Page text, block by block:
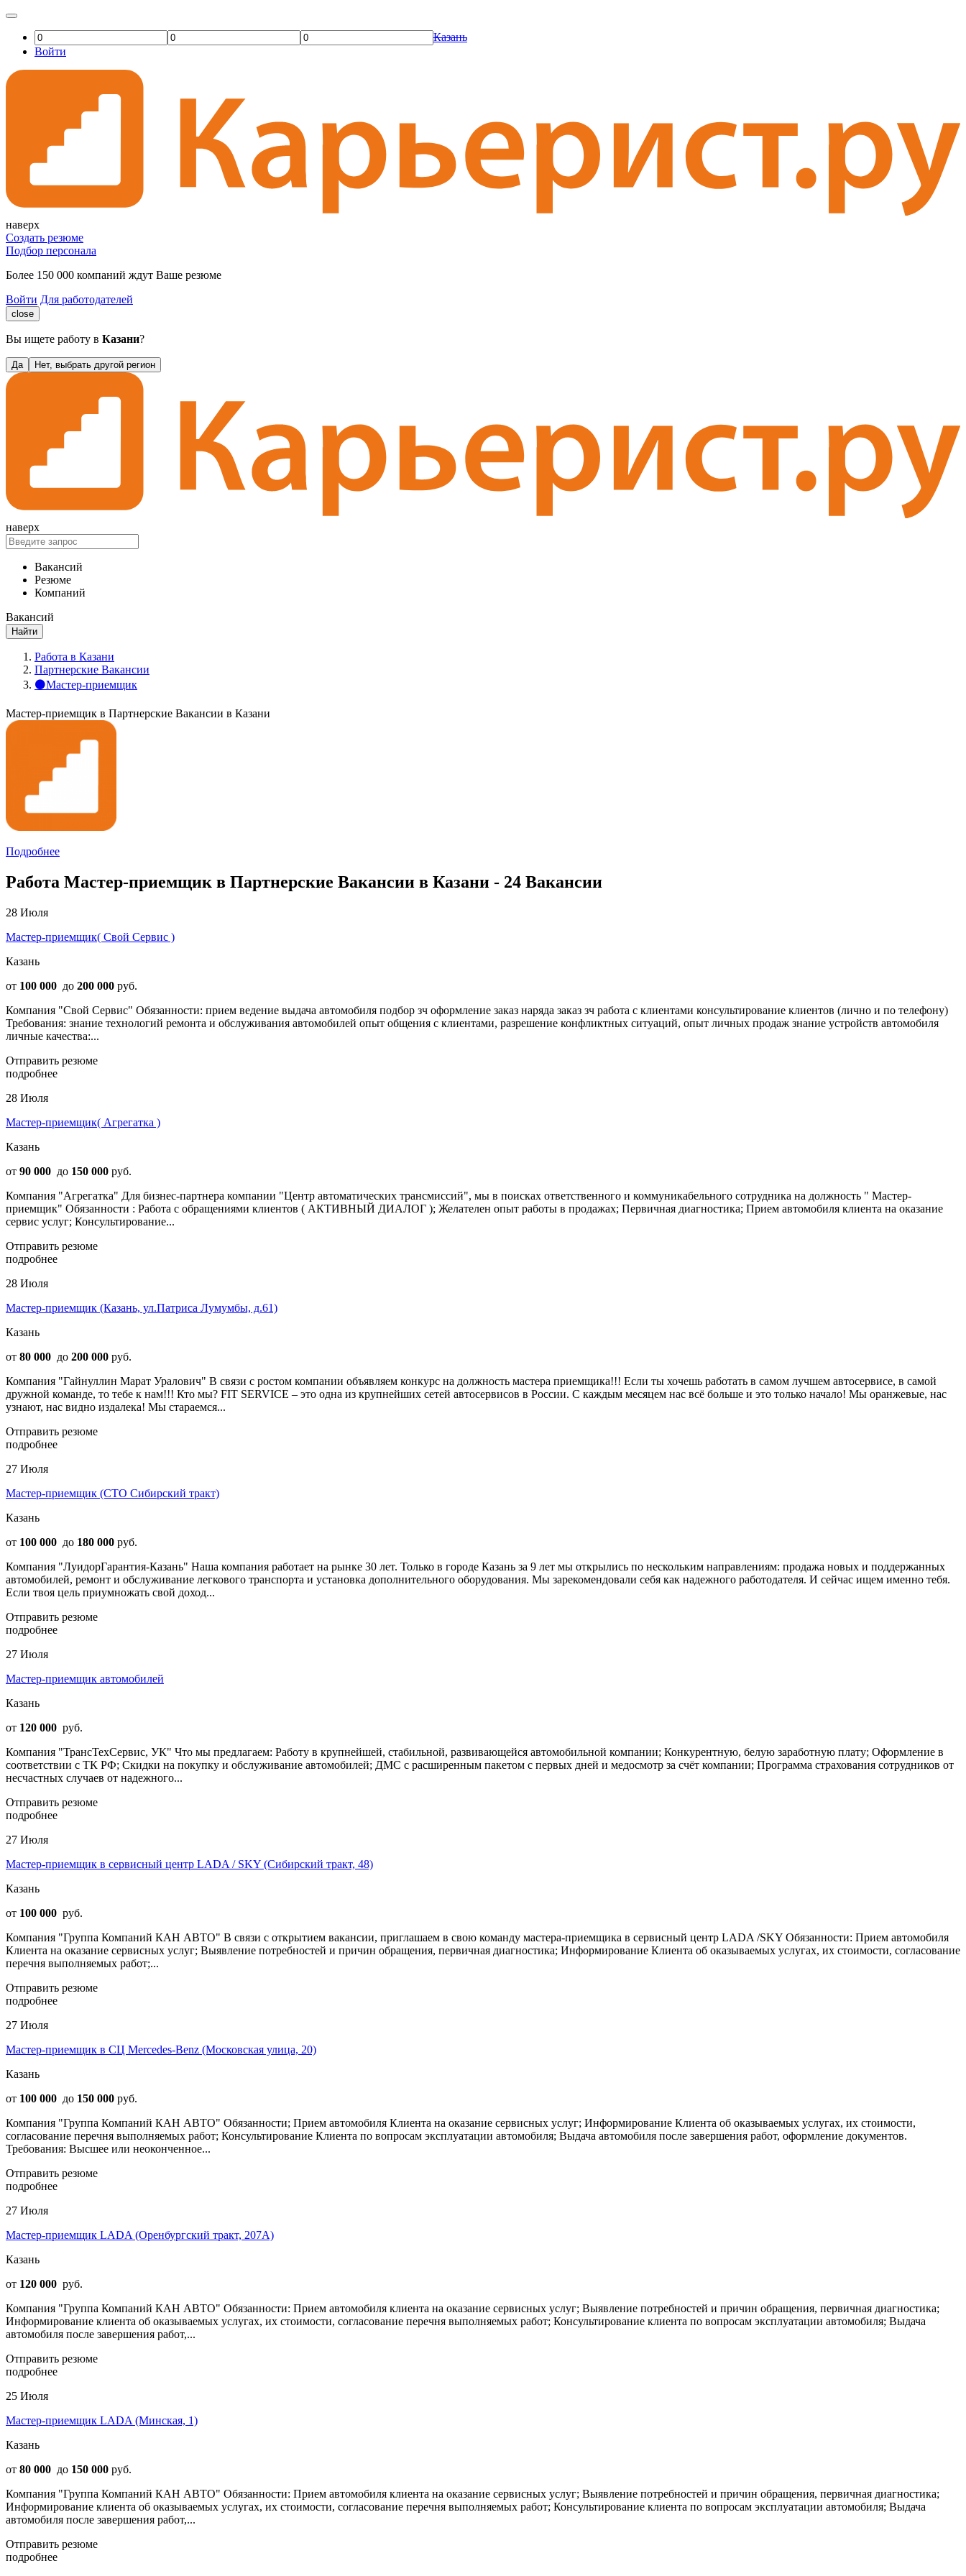
Казань
Войти
наверх
Создать резюме
Подбор персонала
Более 150 000 компаний ждут Ваше резюме
Войти Для работодателей
close
Вы ищете работу в Казани?
Да Нет, выбрать другой регион
наверх
Вакансий
Резюме
Компаний
Вакансий
Найти
Работа в Казани
Партнерские Вакансии
⚫Мастер-приемщик
Мастер-приемщик в Партнерские Вакансии в Казани
Подробнее
Работа Мастер-приемщик в Партнерские Вакансии в Казани - 24 Вакансии
28 Июля
Мастер-приемщик( Свой Сервис )
Казань
от 100 000 до 200 000 руб.
Компания "Свой Сервис" Обязанности: прием ведение выдача автомобиля подбор зч оформление заказ наряда заказ зч работа с клиентами консультирование клиентов (лично и по телефону)
Требования: знание технологий ремонта и обслуживания автомобилей опыт общения с клиентами, разрешение конфликтных ситуаций, опыт личных продаж знание устройств автомобиля
личные качества:...
Отправить резюме
подробнее
28 Июля
Мастер-приемщик( Агрегатка )
Казань
от 90 000 до 150 000 руб.
Компания "Агрегатка" Для бизнес-партнера компании "Центр автоматических трансмиссий", мы в поисках ответственного и коммуникабельного сотрудника на должность " Мастер-
приемщик" Обязанности : Работа с обращениями клиентов ( АКТИВНЫЙ ДИАЛОГ ); Желателен опыт работы в продажах; Первичная диагностика; Прием автомобиля клиента на оказание
сервис услуг; Консультирование...
Отправить резюме
подробнее
28 Июля
Мастер-приемщик (Казань, ул.Патриса Лумумбы, д.61)
Казань
от 80 000 до 200 000 руб.
Компания "Гайнуллин Марат Уралович" В связи с ростом компании объявляем конкурс на должность мастера приемщика!!! Если ты хочешь работать в самом лучшем автосервисе, в самой
дружной команде, то тебе к нам!!! Кто мы? FIT SERVICE – это одна из крупнейших сетей автосервисов в России. С каждым месяцем нас всё больше и это только начало! Мы оранжевые, нас
узнают, нас видно издалека! Мы стараемся...
Отправить резюме
подробнее
27 Июля
Мастер-приемщик (СТО Сибирский тракт)
Казань
от 100 000 до 180 000 руб.
Компания "ЛуидорГарантия-Казань" Наша компания работает на рынке 30 лет. Только в городе Казань за 9 лет мы открылись по нескольким направлениям: продажа новых и поддержанных
автомобилей, ремонт и обслуживание легкового транспорта и установка дополнительного оборудования. Мы зарекомендовали себя как надежного работодателя. И сейчас ищем именно тебя.
Если твоя цель приумножать свой доход...
Отправить резюме
подробнее
27 Июля
Мастер-приемщик автомобилей
Казань
от 120 000 руб.
Компания "ТрансТехСервис, УК" Что мы предлагаем: Работу в крупнейшей, стабильной, развивающейся автомобильной компании; Конкурентную, белую заработную плату; Оформление в
соответствии с ТК РФ; Скидки на покупку и обслуживание автомобилей; ДМС с расширенным пакетом с первых дней и медосмотр за счёт компании; Программа страхования сотрудников от
несчастных случаев от надежного...
Отправить резюме
подробнее
27 Июля
Мастер-приемщик в сервисный центр LADA / SKY (Сибирский тракт, 48)
Казань
от 100 000 руб.
Компания "Группа Компаний КАН АВТО" В связи с открытием вакансии, приглашаем в свою команду мастера-приемщика в сервисный центр LADA /SKY Обязанности: Прием автомобиля
Клиента на оказание сервисных услуг; Выявление потребностей и причин обращения, первичная диагностика; Информирование Клиента об оказываемых услугах, их стоимости, согласование
перечня выполняемых работ;...
Отправить резюме
подробнее
27 Июля
Мастер-приемщик в СЦ Mercedes-Benz (Московская улица, 20)
Казань
от 100 000 до 150 000 руб.
Компания "Группа Компаний КАН АВТО" Обязанности; Прием автомобиля Клиента на оказание сервисных услуг; Информирование Клиента об оказываемых услугах, их стоимости,
согласование перечня выполняемых работ; Консультирование Клиента по вопросам эксплуатации автомобиля; Выдача автомобиля после завершения работ, оформление документов.
Требования: Высшее или неоконченное...
Отправить резюме
подробнее
27 Июля
Мастер-приемщик LADA (Оренбургский тракт, 207А)
Казань
от 120 000 руб.
Компания "Группа Компаний КАН АВТО" Обязанности: Прием автомобиля клиента на оказание сервисных услуг; Выявление потребностей и причин обращения, первичная диагностика;
Информирование клиента об оказываемых услугах, их стоимости, согласование перечня выполняемых работ; Консультирование клиента по вопросам эксплуатации автомобиля; Выдача
автомобиля после завершения работ,...
Отправить резюме
подробнее
25 Июля
Мастер-приемщик LADA (Минская, 1)
Казань
от 80 000 до 150 000 руб.
Компания "Группа Компаний КАН АВТО" Обязанности: Прием автомобиля клиента на оказание сервисных услуг; Выявление потребностей и причин обращения, первичная диагностика;
Информирование клиента об оказываемых услугах, их стоимости, согласование перечня выполняемых работ; Консультирование клиента по вопросам эксплуатации автомобиля; Выдача
автомобиля после завершения работ,...
Отправить резюме
подробнее